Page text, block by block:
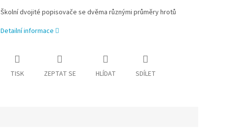
Školní dvojité popisovače se dvěma různými průměry hrotů
Detailní informace
TISK ZEPTAT SE HLÍDAT SDÍLET